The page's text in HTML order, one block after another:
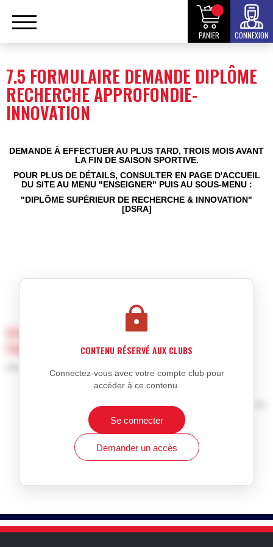
PANIER CONNEXION
7.5 FORMULAIRE DEMANDE DIPLÔME
RECHERCHE APPROFONDIE-
INNOVATION
DEMANDE À EFFECTUER AU PLUS TARD, TROIS MOIS AVANT
LA FIN DE SAISON SPORTIVE.
POUR PLUS DE DÉTAILS, CONSULTER EN PAGE D'ACCUEIL
DU SITEAU MENU "ENSEIGNER" PUIS AU SOUS-MENU :
"DIPLÔME SUPÉRIEUR DE RECHERCHE & INNOVATION"
[DSRA]
Informations exclusives réservées aux club
fédéraux
Information réservée aux membres inscrits
Achat de licences ou d'affiliation à la Fédération de Sports de
Combat française
Affiliation et réaffiliation
CONTENU RÉSERVÉ AUX CLUBS
Connectez-vous avec votre compte club pour
accéder à ce contenu.
Se connecter
Demander un accès